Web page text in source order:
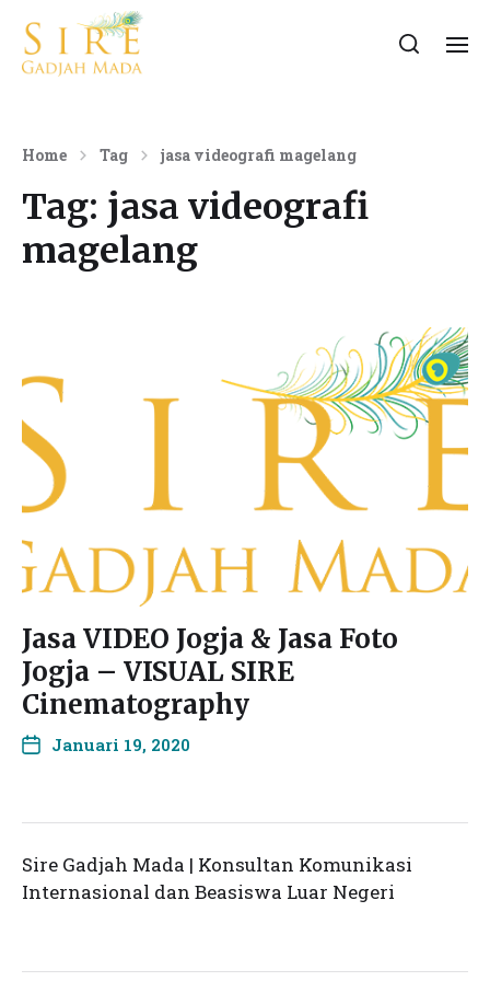
Home Tag jasa videografi magelang
Tag: jasa videografi
magelang
Jasa VIDEO Jogja & Jasa Foto
Jogja – VISUAL SIRE
Cinematography
Januari 19, 2020
Sire Gadjah Mada | Konsultan Komunikasi
Internasional dan Beasiswa Luar Negeri